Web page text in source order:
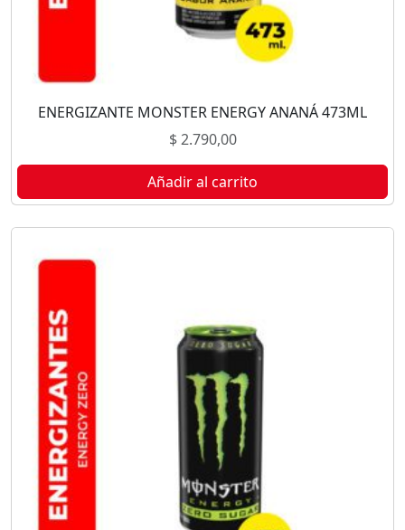
ENERGIZANTE MONSTER ENERGY ANANÁ 473ML
$2.790,00
Añadir al carrito